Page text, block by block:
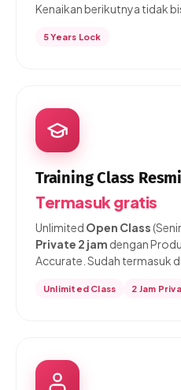
Kenaikan berikutnya tidak
5 Years Lock
Training Class Resmi
Termasuk gratis
Unlimited Open Class
Private 2 jam dengan
Accurate. Sudah termasuk
Unlimited Class 2 Jam